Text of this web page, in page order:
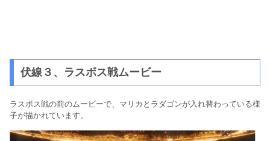
伏線３、ラスボス戦ムービー
ラスボス戦の前のムービーで、マリカとラダゴンが入れ替わっている様
子が描かれています。